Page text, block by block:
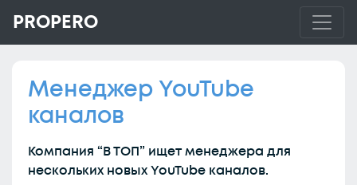
PROPERO
Менеджер YouTube
каналов
Компания “В ТОП” ищет менеджера для
нескольких новых YouTube каналов.